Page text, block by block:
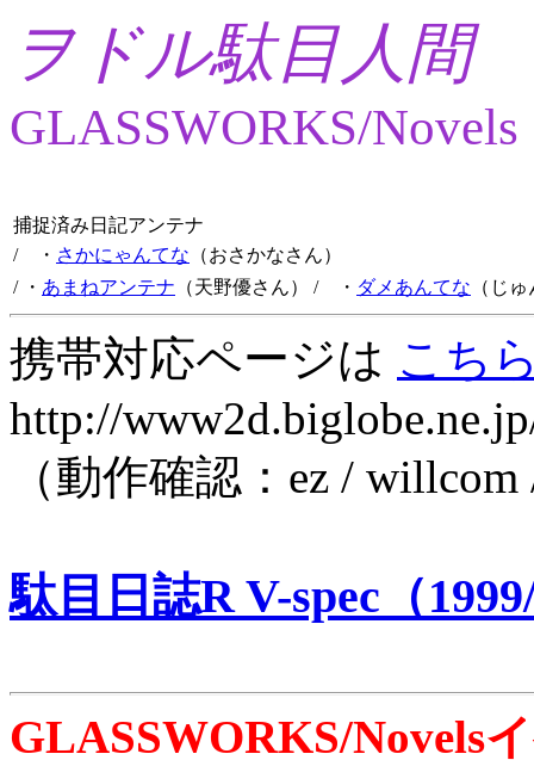
ヲドル駄目人間
GLASSWORKS/Novels
捕捉済み日記アンテナ
/ ・ さかにゃんてな （おさかなさん）
/ ・ あまねアンテナ （天野優さん） / ・ ダメあんてな （じ
携帯対応ページは こち
http://
（動作確認：ez /
駄目日誌R V-spec（
GLASSWORKS/Novels